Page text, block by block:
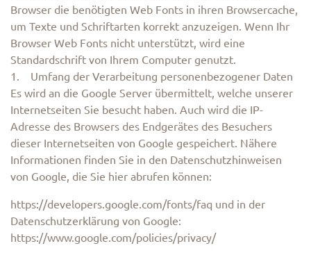
Browser die benötigten Web Fonts in ihren Browsercache,
um Texte und Schriftarten korrekt anzuzeigen. Wenn Ihr
Browser Web Fonts nicht unterstützt, wird eine
Standardschrift von Ihrem Computer genutzt.
1. Umfang der Verarbeitung personenbezogener Daten
Es wird an die Google Server übermittelt, welche unserer
Internetseiten Sie besucht haben. Auch wird die IP-
Adresse des Browsers des Endgerätes des Besuchers
dieser Internetseiten von Google gespeichert. Nähere
Informationen finden Sie in den Datenschutzhinweisen
von Google, die Sie hier abrufen können:
https://developers.google.com/fonts/faq und in der
Datenschutzerklärung von Google:
https://www.google.com/policies/privacy/